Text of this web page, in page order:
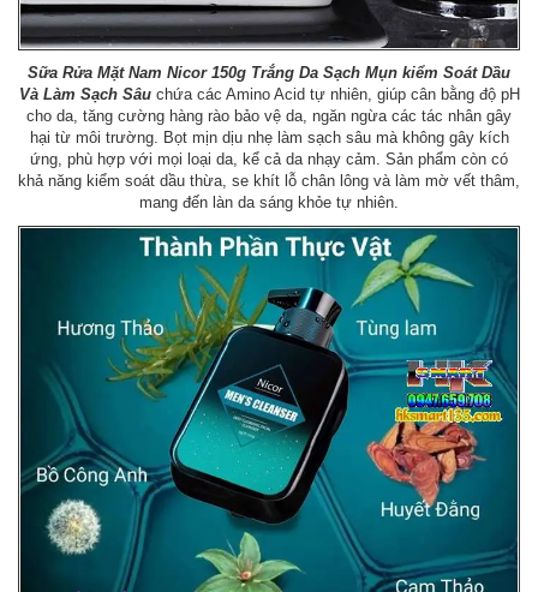
Sữa Rửa Mặt Nam Nicor 150g Trắng Da Sạch Mụn kiểm Soát Dầu
Và Làm Sạch Sâuchứa các Amino Acid tự nhiên, giúp cân bằng độ pH
cho da, tăng cường hàng rào bảo vệ da, ngăn ngừa các tác nhân gây
hại từ môi trường. Bọt mịn dịu nhẹ làm sạch sâu mà không gây kích
ứng, phù hợp với mọi loại da, kể cả da nhạy cảm. Sản phẩm còn có
khả năng kiểm soát dầu thừa, se khít lỗ chân lông và làm mờ vết thâm,
mang đến làn da sáng khỏe tự nhiên.